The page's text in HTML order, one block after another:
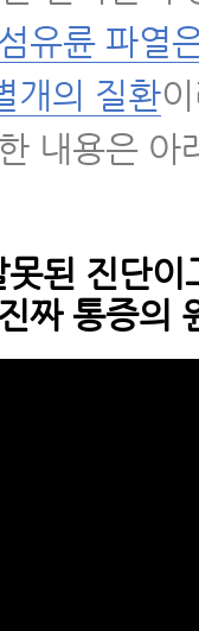
섬유륜 파열
개의 질환
내용은 아
된 진단이
짜 통증의